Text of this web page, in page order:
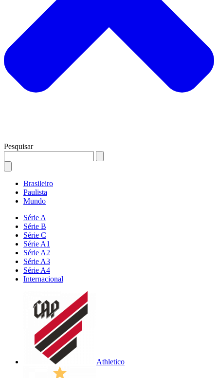
Pesquisar
Brasileiro
Paulista
Mundo
Série A
Série B
Série C
Série A1
Série A2
Série A3
Série A4
Internacional
Athletico